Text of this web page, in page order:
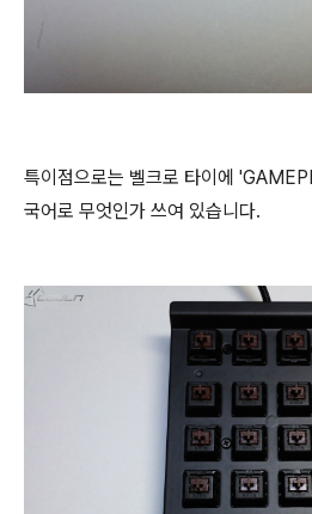
특이점으로는 벨크로 타이에
국어로 무엇인가 쓰여 있습니다.